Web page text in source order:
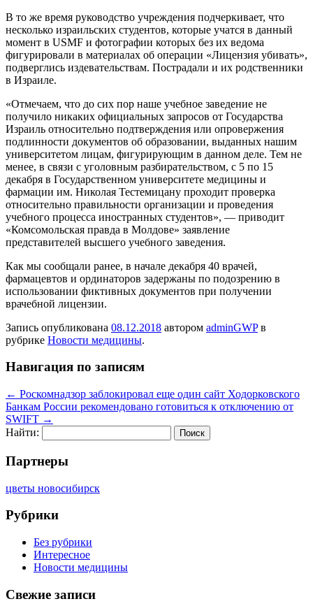
В то же время руководство учреждения подчеркивает, что
несколько израильских студентов, которые учатся в данный
момент в USMF и фотографии которых без их ведома
фигурировали в материалах об операции «Лицензия убивать»,
подверглись издевательствам. Пострадали и их родственники
в Израиле.
«Отмечаем, что до сих пор наше учебное заведение не
получило никаких официальных запросов от Государства
Израиль относительно подтверждения или опровержения
подлинности документов об образовании, выданных нашим
университетом лицам, фигурирующим в данном деле. Тем не
менее, в связи с уголовным разбирательством, с 5 по 15
декабря в Государственном университете медицины и
фармации им. Николая Тестемицану проходит проверка
относительно правильности организации и проведения
учебного процесса иностранных студентов», — приводит
«Комсомольская правда в Молдове» заявление
представителей высшего учебного заведения.
Как мы сообщали ранее, в начале декабря 40 врачей,
фармацевтов и ординаторов задержаны по подозрению в
использовании фиктивных документов при получении
врачебной лицензии.
Запись опубликована 08.12.2018 автором adminGWPв
рубрике Новости медицины.
Навигация по записям
← Роскомнадзор заблокировал еще один сайт Ходорковского
Банкам России рекомендовано готовиться к отключению от
SWIFT →
Найти:
Партнеры
цветы новосибирск
Рубрики
Без рубрики
Интересное
Новости медицины
Свежие записи